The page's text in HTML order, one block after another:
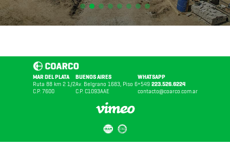
MAR DEL PLATA
Ruta 88 km 2 1/2
C.P. 7600
BUENOS AIRES
Av. Belgrano 1683, Piso 6
C.P. C1093AAE
WHATSAPP
+549 223.526.6224
contacto@coarco.com.ar